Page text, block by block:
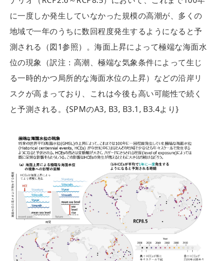
に一度しか発生していなかった規模の高潮が、多くの
地域で一年のうちに数回程度発生するようになると予
測される（図1参照）。海面上昇によって極端な海面水
位の現象（訳注：高潮、極端な気象条件によって生じ
る一時的かつ局所的な海面水位の上昇）などの沿岸リ
スクが高まっており、これは今後も高い可能性で続く
と予測される。{SPMのA3, B3, B3.1, B3.4より}